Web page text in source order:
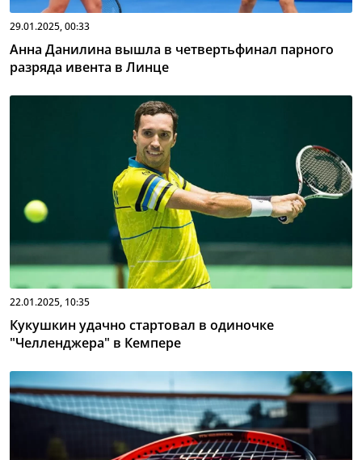
29.01.2025, 00:33
Анна Данилина вышла в четвертьфинал парного
разряда ивента в Линце
22.01.2025, 10:35
Кукушкин удачно стартовал в одиночке
"Челленджера" в Кемпере